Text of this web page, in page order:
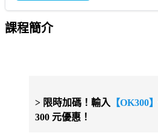
課程簡介
> 限時加碼！輸入 【OK300】
300 元優惠！